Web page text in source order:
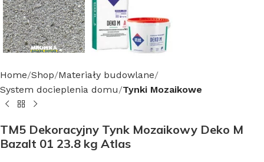
Home Shop Materiały budowlane
System docieplenia domu Tynki Mozaikowe
TM5 Dekoracyjny Tynk Mozaikowy Deko M
Bazalt 01 23.8 kg Atlas